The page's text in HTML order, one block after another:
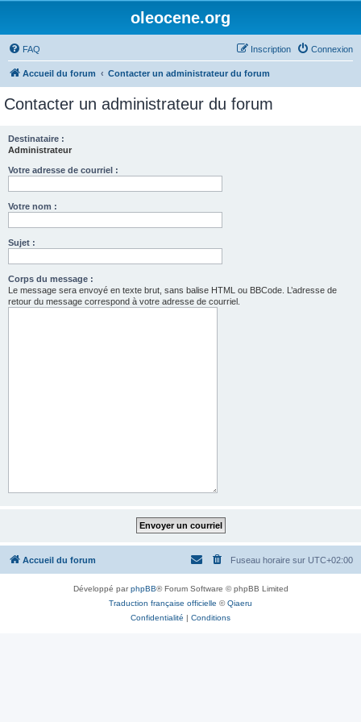
oleocene.org
FAQ Connexion
Inscription
Accueil du forum Contacter un administrateur du forum
Contacter un administrateur du forum
Destinataire :
Administrateur
Votre adresse de courriel :
Votre nom :
Sujet :
Corps du message :
Le message sera envoyé en texte brut, sans balise HTML ou BBCode. L’adresse de
retour du message correspond à votre adresse de courriel.
Accueil du forum Fuseau horaire sur UTC+02:00
Développé parphpBB® Forum Software © phpBB Limited
Traduction française officielle ©Qiaeru
Confidentialité | Conditions